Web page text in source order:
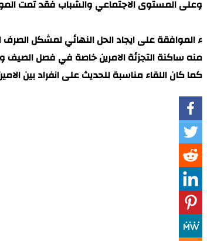
وعلى المستوى الاجتماعي والشباب فقد تمت
ء الموافقة على ايجاد الحل النهائي لمشكل الصرف
منه ساكنة التجزئة الامرين خاصة في فصل الصيف
كما كان اللقاء مناسبة للحديث على انفراد بين